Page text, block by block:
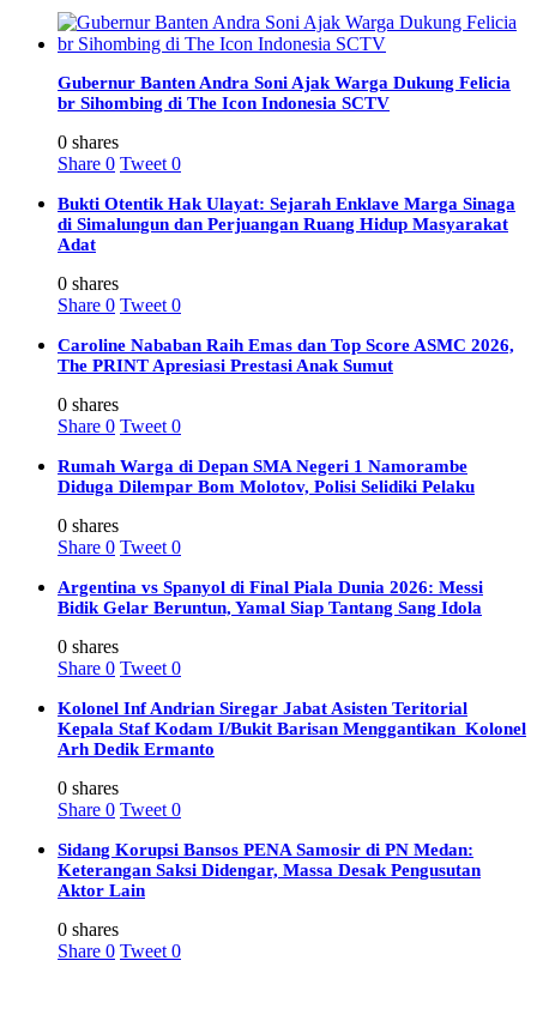
Gubernur Banten Andra Soni Ajak Warga Dukung Felicia
br Sihombing di The Icon Indonesia SCTV
0 shares
Share 0 Tweet 0
Bukti Otentik Hak Ulayat: Sejarah Enklave Marga Sinaga
di Simalungun dan Perjuangan Ruang Hidup Masyarakat
Adat
0 shares
Share 0 Tweet 0
Caroline Nababan Raih Emas dan Top Score ASMC 2026,
The PRINT Apresiasi Prestasi Anak Sumut
0 shares
Share 0 Tweet 0
Rumah Warga di Depan SMA Negeri 1 Namorambe
Diduga Dilempar Bom Molotov, Polisi Selidiki Pelaku
0 shares
Share 0 Tweet 0
Argentina vs Spanyol di Final Piala Dunia 2026: Messi
Bidik Gelar Beruntun, Yamal Siap Tantang Sang Idola
0 shares
Share 0 Tweet 0
Kolonel Inf Andrian Siregar Jabat Asisten Teritorial
Kepala Staf Kodam I/Bukit Barisan Menggantikan Kolonel
Arh Dedik Ermanto
0 shares
Share 0 Tweet 0
Sidang Korupsi Bansos PENA Samosir di PN Medan:
Keterangan Saksi Didengar, Massa Desak Pengusutan
Aktor Lain
0 shares
Share 0 Tweet 0